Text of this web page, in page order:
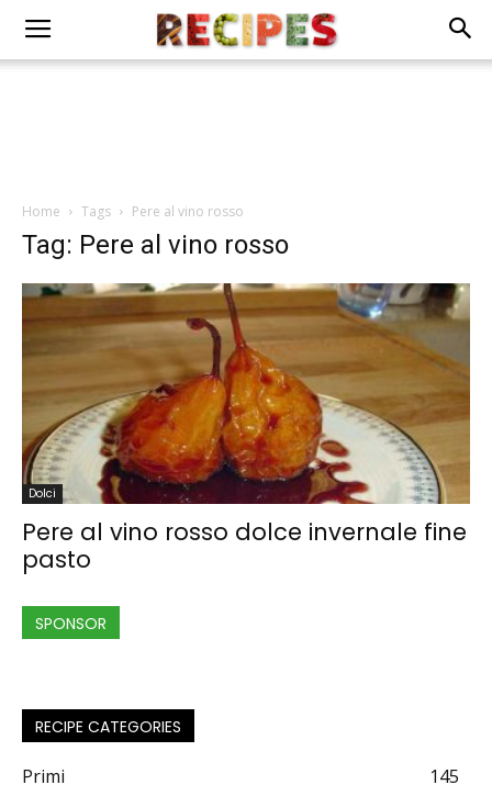
Home Tags Pere al vino rosso
Tag: Pere al vino rosso
Dolci
Pere al vino rosso dolce invernale fine
pasto
SPONSOR
RECIPE CATEGORIES
Primi
145